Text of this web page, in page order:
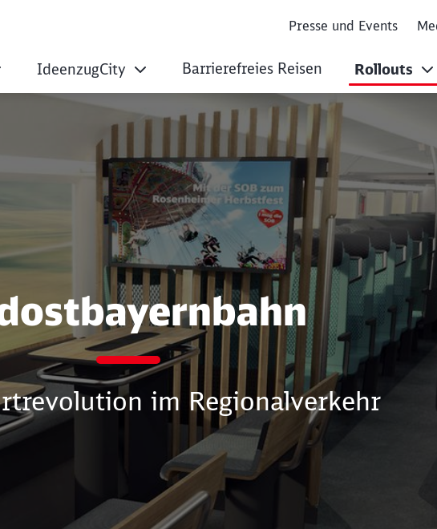
Presse und Events
IdeenzugCity Barrierefreies Reisen Rollouts
im Regionalverkehr